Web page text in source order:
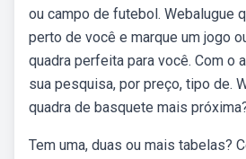
ou campo de futebol. Webalugue
perto de você e marque um jogo
quadra perfeita para você. Com o
sua pesquisa, por preço, tipo de.
quadra de basquete mais
Tem uma, duas ou mais tabelas?